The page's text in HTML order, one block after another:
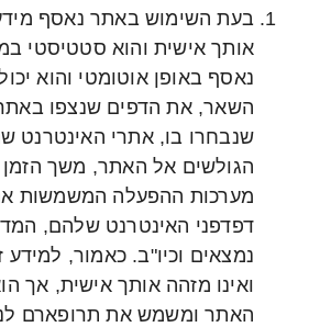
בעת השימוש באתר נאסף
אותך אישית והוא סטטיסטי
נאסף באופן אוטומטי והוא
השאר, את הדפים שנצפו
שנבחרו בו, אתרי האינטרנט
הגולשים אל האתר, משך
מערכות ההפעלה המשמשות
דפדפני האינטרנט שלהם,
נמצאים וכיו"ב. כאמור,
ואינו מזהה אותך אישית, אך
האתר ומשמש את תרופארם